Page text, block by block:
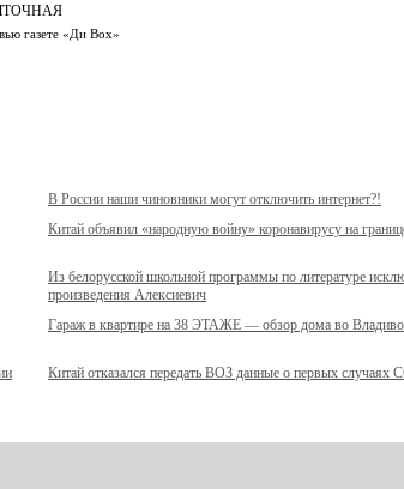
газете «Ди Вох»
В России наши чиновники могут отключить интернет?!
Китай объявил «народную войну» коронавирусу на
Из белорусской школьной программы по литературе
произведения Алексиевич
Гараж в квартире на 38 ЭТАЖЕ — обзор дома во
Китай отказался передать ВОЗ данные о первых случаях